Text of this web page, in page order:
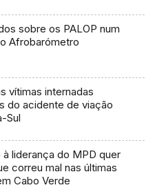
sobre os PALOP num
Afrobarómetro
vítimas internadas
do acidente de viação
Sul
à liderança do MPD quer
correu mal nas últimas
Cabo Verde